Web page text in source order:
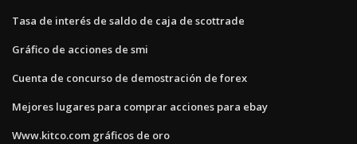
Tasa de interés de saldo de caja de scottrade
Gráfico de acciones de smi
Cuenta de concurso de demostración de forex
Mejores lugares para comprar acciones para ebay
Www.kitco.com gráficos de oro